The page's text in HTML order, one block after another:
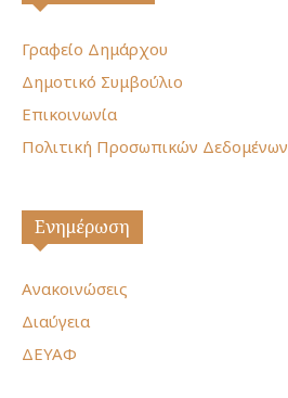
Γραφείο Δημάρχου
Δημοτικό Συμβούλιο
Επικοινωνία
Πολιτική Προσωπικών Δεδομένων
Ενημέρωση
Ανακοινώσεις
Διαύγεια
ΔΕΥΑΦ